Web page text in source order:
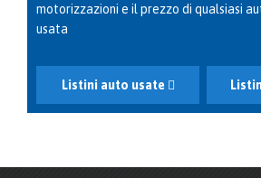
motorizzazioni e il prezzo di qualsiasi
usata
Listini auto usate